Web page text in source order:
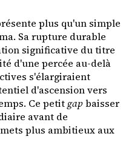
plus qu'un simple
Sa rupture durable
significative du titre
d'une percée au-delà
s'élargiraient
d'ascension vers
Ce petitgapbaisser
avant de
plus ambitieux aux